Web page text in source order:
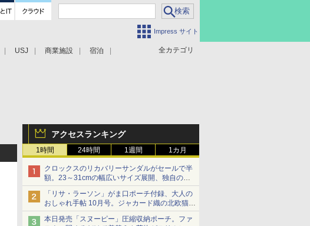
Impress サイト
全カテゴリ
USJ 商業施設 宿泊
アクセスランキング
1時間 24時間 1週間 1カ月
クロックスのリカバリーサンダルがセールで半
額。23～31cmの幅広いサイズ展開、独自のク
ッション素材を採用
「リサ・ラーソン」がま口ポーチ付録、大人の
おしゃれ手帖 10月号。ジャカード織の北欧猫デ
ザイン
本日発売「スヌーピー」圧縮収納ポーチ。ファ